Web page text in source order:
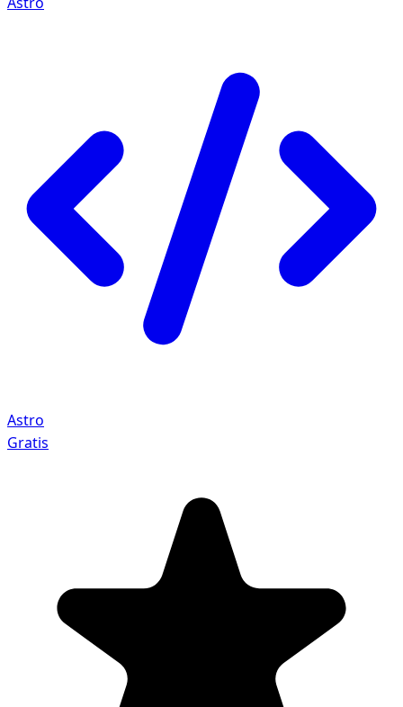
Astro
Gratis